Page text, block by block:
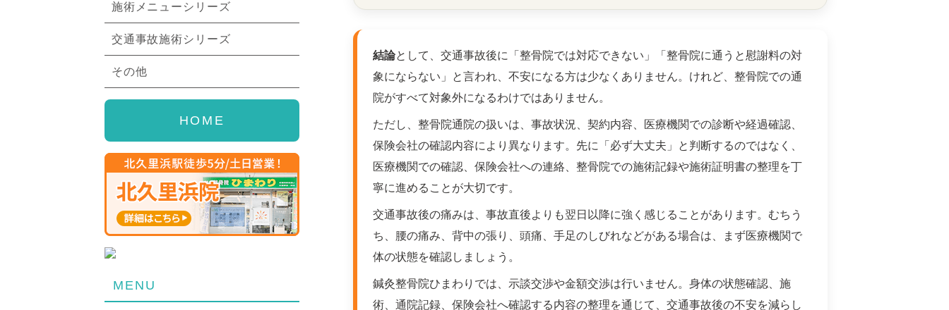
結論として、交通事故後に「整骨院では対応できない」「整骨院に通うと慰謝料の対
象にならない」と言われ、不安になる方は少なくありません。けれど、整骨院での通
院がすべて対象外になるわけではありません。
ただし、整骨院通院の扱いは、事故状況、契約内容、医療機関での診断や経過確認、
保険会社の確認内容により異なります。先に「必ず大丈夫」と判断するのではなく、
医療機関での確認、保険会社への連絡、整骨院での施術記録や施術証明書の整理を丁
寧に進めることが大切です。
交通事故後の痛みは、事故直後よりも翌日以降に強く感じることがあります。むちう
ち、腰の痛み、背中の張り、頭痛、手足のしびれなどがある場合は、まず医療機関で
体の状態を確認しましょう。
鍼灸整骨院ひまわりでは、示談交渉や金額交渉は行いません。身体の状態確認、施
術、通院記録、保険会社へ確認する内容の整理を通じて、交通事故後の不安を減らし
施術メニューシリーズ
交通事故施術シリーズ
その他
HOME
MENU